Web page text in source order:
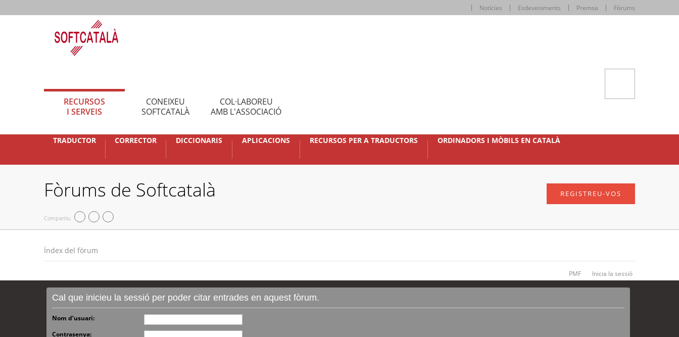
Notícies Esdeveniments Premsa Fòrums
RECURSOS
I SERVEIS
CONEIXEU
SOFTCATALÀ
COL·LABOREU
AMB L'ASSOCIACIÓ
TRADUCTOR CORRECTOR DICCIONARIS APLICACIONS RECURSOS PER A TRADUCTORS ORDINADORS I MÒBILS EN CATALÀ
Fòrums de Softcatalà
Compartiu
REGISTREU-VOS
Índex del fòrum
PMF Inicia la sessió
Cal que inicieu la sessió per poder citar entrades en aquest fòrum.
Nom d’usuari:
Contrasenya: